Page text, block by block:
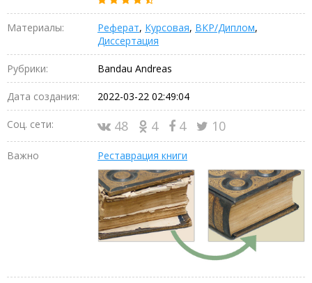
Материалы: Реферат, Курсовая, ВКР/Диплом,
Диссертация
Рубрики: Bandau Andreas
Дата создания: 2022-03-22 02:49:04
Соц. сети: 48 4 4 10
Важно Реставрация книги